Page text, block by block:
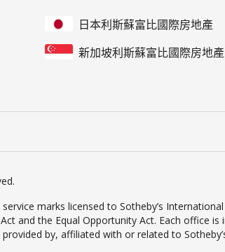
日本利斯蘇富比國際房地產
新加坡利斯蘇富比國際房地產
marks licensed to Sotheby’s
and the Equal Opportunity Act. Each office
by, affiliated with or related to